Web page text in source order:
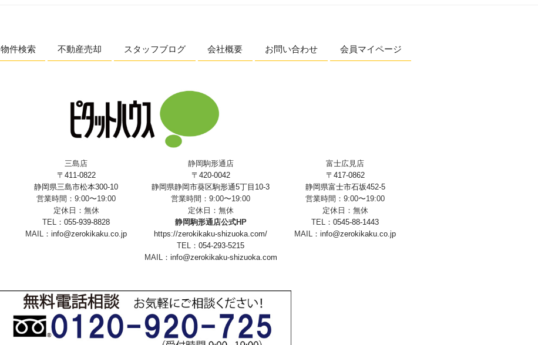
物件検索 不動産売却 スタッフブログ 会社概要 お問い合わせ 会員マイページ
三島店
〒411-0822
静岡県三島市松本300-10
営業時間：9:00〜19:00
定休日：無休
TEL： 055-939-8828
MAIL： info@zerokikaku.co.jp
静岡駒形通店
〒420-0042
静岡県静岡市葵区駒形通5丁目10-3
営業時間：9:00〜19:00
定休日：無休
静岡駒形通店公式HP
https://zerokikaku-shizuoka.com/
TEL： 054-293-5215
MAIL： info@zerokikaku-shizuoka.com
富士広見店
〒417-0862
静岡県富士市石坂452-5
営業時間：9:00〜19:00
定休日：無休
TEL： 0545-88-1443
MAIL： info@zerokikaku.co.jp